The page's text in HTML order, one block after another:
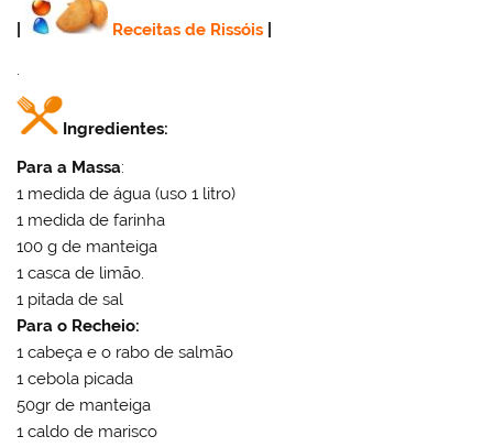
Receitas de Rissóis
.
Ingredientes:
Para a Massa:
1 medida de água (uso 1 litro)
1 medida de farinha
100 g de manteiga
1 casca de limão.
1 pitada de sal
Para o Recheio:
1 cabeça e o rabo de salmão
1 cebola picada
50gr de manteiga
1 caldo de marisco